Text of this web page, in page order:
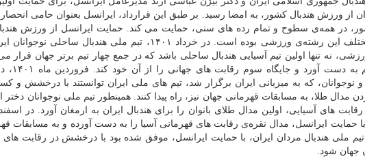
از ورزش هندبال کشور، به امضا رسید. بر طبق این قرارداد، ایرانسل بعنوان حامی
در همه‌ی سطوح و تمام رده های سنی، حمایت می کند. حمایت ایرانسل از ورزش
دوره‌ی درخشش در رده های مختلف این رشته‌ی ورزشی بوده است. در خرداد ۱۴۰۱، تیم
نه تنها اولین تیم آسیایی هندبال ساحلی باشد که در جمع چهار تیم برتر جهان قرار
مدال جهانی
نوجوانان، که به میزبانی ایران برگزار شد، تیم های ملی ایران توانستند با درخشش و
طلا، به مسابقات قهرمانی جهان نیز، راه پیدا کنند. همینطور تیم ملی نوجوانان دختر
با حمایت ایرانسل، مدال نقره‌ی رقابت های قهرمانی آسیا را به دست آورده و به مسابقات
پیشتر نیز، در بهمن ۱۴۰۰، تیم ملی هندبال مردان ایران، با حمایت ایرانسل، موفق شده بود با درخشش در
جهان شود.